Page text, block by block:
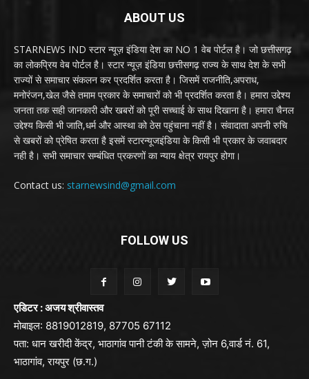
ABOUT US
STARNEWS IND स्टार न्यूज़ इंडिया देश का NO 1 वेब पोर्टल है। जो छत्तीसगढ़
का लोकप्रिय वेब पोर्टल है। स्टार न्यूज़ इंडिया छत्तीसगढ़ राज्य के साथ देश के सभी
राज्यों से समाचार संकलन कर प्रदर्शित करता है। जिसमें राजनीति,अपराध,
मनोरंजन,खेल जैसे तमाम प्रकार के समाचारों को भी प्रदर्शित करता है। हमारा उद्देश्य
जनता तक सही जानकारी और खबरों को पूरी सच्चाई के साथ दिखाना है। हमारा चैनल
उद्देश्य किसी भी जाति,धर्म और आस्था को ठेस पहुंचाना नहीं है। संवादाता अपनी रुचि
से खबरों को प्रेषित करता है इसमें स्टारन्यूजइंडिया के किसी भी प्रकार के जवाबदार
नही है। सभी समाचार सम्बंधित प्रकरणों का न्याय क्षेत्र रायपुर होगा।
Contact us: starnewsind@gmail.com
FOLLOW US
एडिटर : अजय श्रीवास्तव
मोबाइल: 8819012819, 87705 67112
पता: धान खरीदी केंद्र, भाठागांव पानी टंकी के सामने, ज़ोन 6,वार्ड नं. 61,
भाठागांव, रायपुर (छ.ग.)